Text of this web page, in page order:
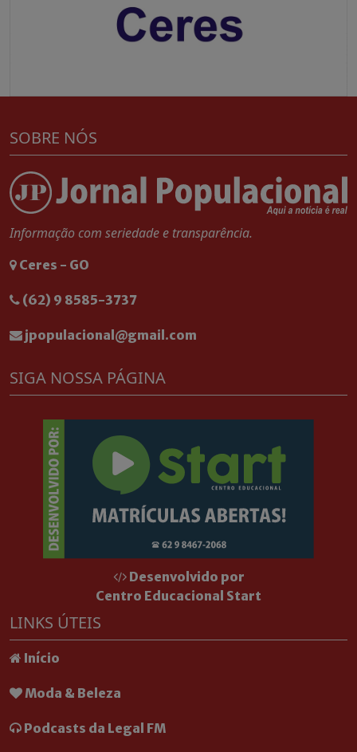
SOBRE NÓS
Informação com seriedade e transparência.
Ceres - GO
(62) 9 8585-3737
jpopulacional@gmail.com
SIGA NOSSA PÁGINA
Desenvolvido por
Centro Educacional Start
LINKS ÚTEIS
Início
Moda & Beleza
Podcasts da Legal FM